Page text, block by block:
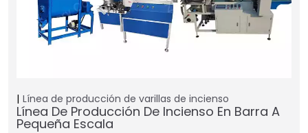
Línea de producción de varillas de incienso
Línea De Producción De Incienso En Barra A
Pequeña Escala